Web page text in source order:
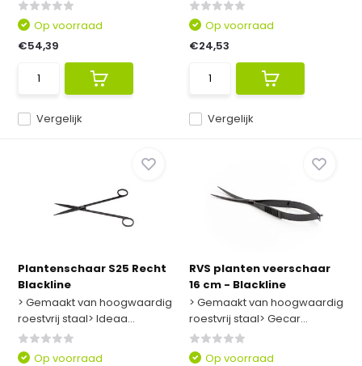
Vergelijk
Op voorraad
€54,39
Vergelijk
Op voorraad
€24,53
Plantenschaar S25 Recht
Blackline
> Gemaakt van hoogwaardig
roestvrij staal> Ideaa...
Op voorraad
RVS planten veerschaar
16 cm - Blackline
> Gemaakt van hoogwaardig
roestvrij staal> Gecar...
Op voorraad